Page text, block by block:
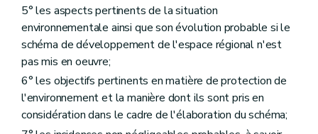
– AGW du 3 juin 2010, art. 2 )
Art. 384
Art. 385
Art. 386
Chapitre XIV
121
et
127
– AGW du 3 juin 2010, art. 3 )
5° les aspects pertinents de la situation
environnementale ainsi que son évolution probable si le
schéma de développement de l'espace régional n'est
pas mis en oeuvre;
6° les objectifs pertinents en matière de protection de
l'environnement et la manière dont ils sont pris en
considération dans le cadre de l'élaboration du schéma;